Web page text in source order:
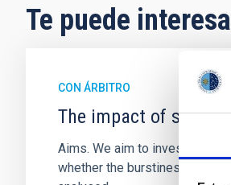
Te puede
CON ÁRBITRO
The impact of star
Aims. We aim to investigate
whether the burstiness and